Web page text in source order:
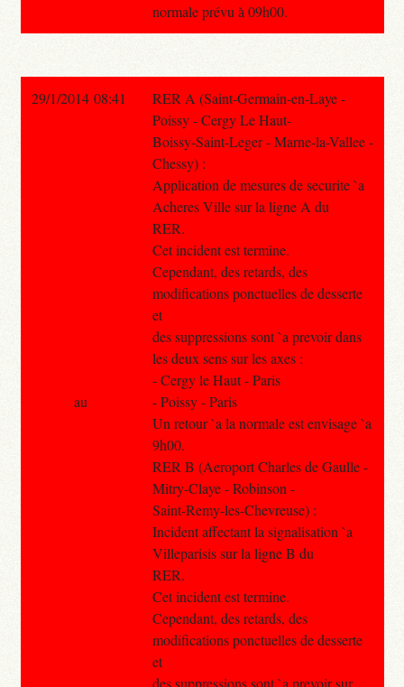
normale prévu à 09h00.
29/1/2014 08:41
RER A (Saint-Germain-en-Laye -
Poissy - Cergy Le Haut-
Boissy-Saint-Leger - Marne-la-Vallee -
Chessy) :
Application de mesures de securite `a
Acheres Ville sur la ligne A du
RER.
Cet incident est termine.
Cependant, des retards, des
modifications ponctuelles de desserte
et
des suppressions sont `a prevoir dans
les deux sens sur les axes :
- Cergy le Haut - Paris
- Poissy - Paris
Un retour `a la normale est envisage `a
9h00.
RER B (Aeroport Charles de Gaulle -
Mitry-Claye - Robinson -
Saint-Remy-les-Chevreuse) :
Incident affectant la signalisation `a
Villeparisis sur la ligne B du
RER.
Cet incident est termine.
Cependant, des retards, des
modifications ponctuelles de desserte
et
des suppressions sont `a prevoir sur
au